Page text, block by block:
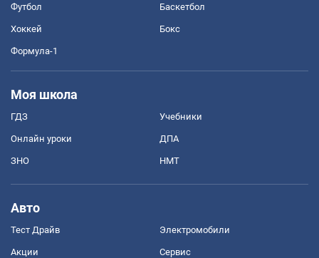
Футбол Баскетбол
Хоккей Бокс
Формула-1
Моя школа
ГДЗ Учебники
Онлайн уроки ДПА
ЗНО НМТ
Авто
Тест Драйв Электромобили
Акции Сервис